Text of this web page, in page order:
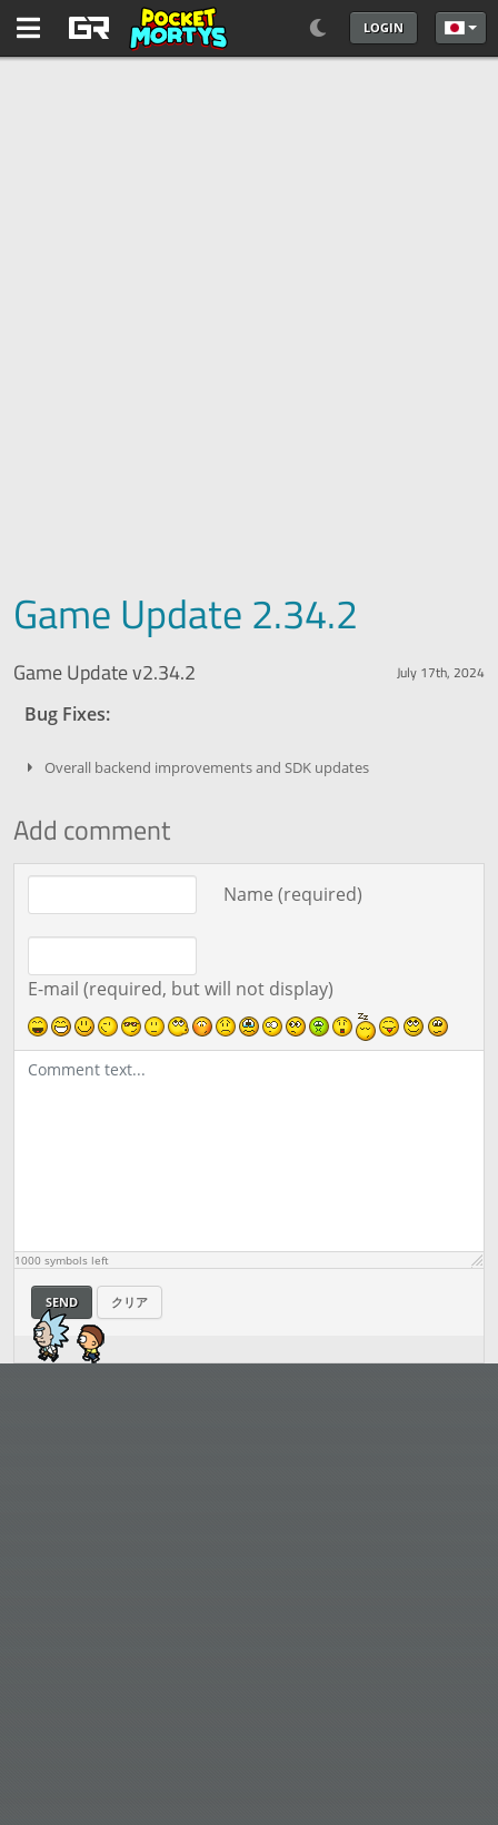
LOGIN あなた
Game Update 2.34.2
Game Update v2.34.2 July 17th, 2024
Bug Fixes:
Overall backend improvements and SDK updates
Add comment
Name (required)
E-mail (required, but will not display)
Comment text
1000 symbols left
SEND クリア